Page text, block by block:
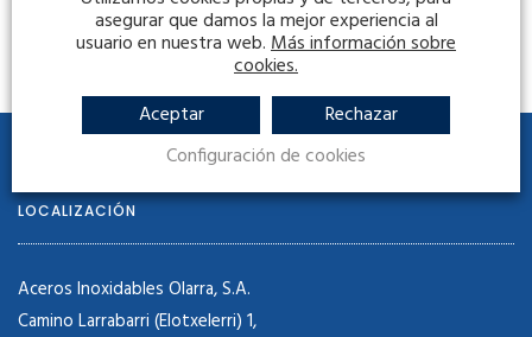
LOCALIZACIÓN
Aceros Inoxidables Olarra, S.A.
Camino Larrabarri (Elotxelerri) 1,
asegurar que damos la mejor experiencia al
usuario en nuestra web.Más información sobre
cookies.
Aceptar
Rechazar
Configuración de cookies